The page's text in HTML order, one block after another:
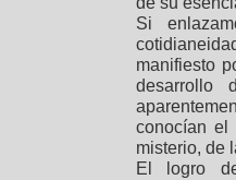
Si
manifiesto
desarrollo
conocían el
misterio, de
El logro